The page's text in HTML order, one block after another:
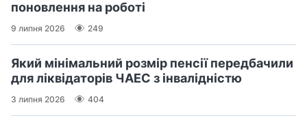
поновлення на роботі
9 липня 2026 249
Який мінімальний розмір пенсії передбачили
для ліквідаторів ЧАЕС з інвалідністю
3 липня 2026 404